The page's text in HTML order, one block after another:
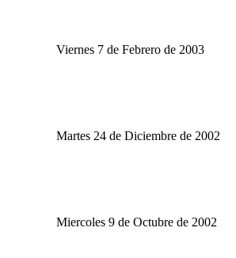
Viernes 7 de Febrero de 2003
Martes 24 de Diciembre de 2002
Miercoles 9 de Octubre de 2002